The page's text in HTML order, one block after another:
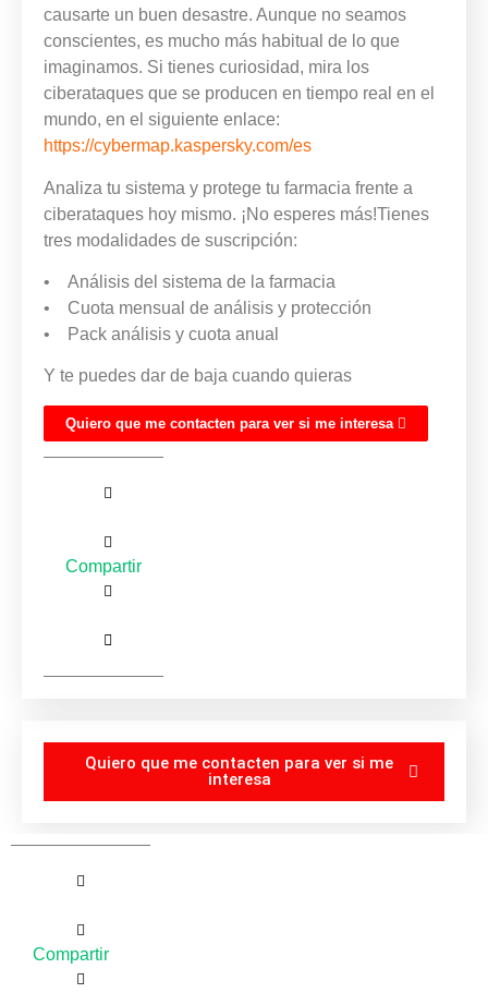
causarte un buen desastre. Aunque no seamos
conscientes, es mucho más habitual de lo que
imaginamos. Si tienes curiosidad, mira los
ciberataques que se producen en tiempo real en el
mundo, en el siguiente enlace:
https://cybermap.kaspersky.com/es
Analiza tu sistema y protege tu farmacia frente a
ciberataques hoy mismo. ¡No esperes más!Tienes
tres modalidades de suscripción:
• Análisis del sistema de la farmacia
• Cuota mensual de análisis y protección
•
Pack análisis y cuota anual
Y te puedes dar de baja cuando quieras
Quiero que me contacten para ver si me interesa
Compartir
Quiero que me contacten para ver si me
interesa
Compartir